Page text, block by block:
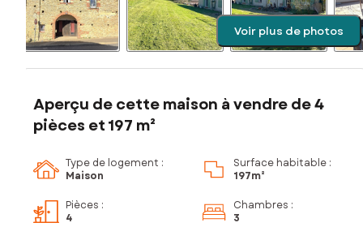
Voir plus de photos
Aperçu de cette maison à vendre de 4
pièces et 197 m²
Type de logement :
Maison
Surface habitable :
197m²
Pièces :
4
Chambres :
3